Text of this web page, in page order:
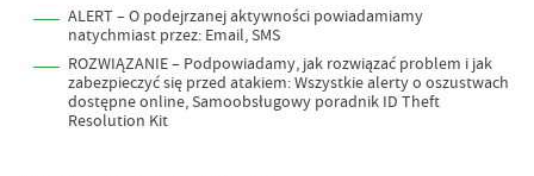
ALERT – O podejrzanej aktywności powiadamiamy
natychmiast przez: Email, SMS
ROZWIĄZANIE – Podpowiadamy, jak rozwiązać problem i jak
zabezpieczyć się przed atakiem: Wszystkie alerty o oszustwach
dostępne online, Samoobsługowy poradnik ID Theft
Resolution Kit